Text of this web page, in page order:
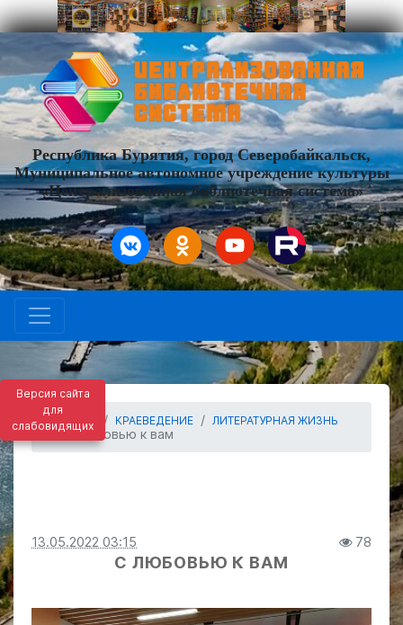
Версия сайта
для
слабовидящих
Республика Бурятия, город Северобайкальск,
Муниципальное автономное учреждение культуры
«Централизованная библиотечная система»
КРАЕВЕДЕНИЕ ЛИТЕРАТУРНАЯ ЖИЗНЬ
С любовью к вам
13.05.2022 03:15 78
С ЛЮБОВЬЮ К ВАМ